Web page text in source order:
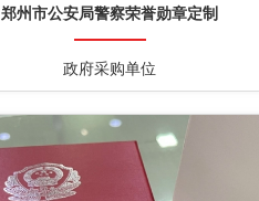
郑州市公安局警察荣誉勋章定制
政府采购单位